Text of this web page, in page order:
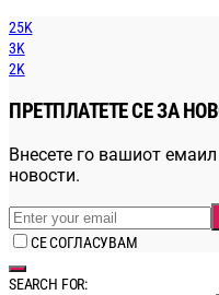
25K
3K
2K
ПРЕТПЛАТЕТЕ СЕ ЗА
Внесете го вашиот
новости.
СЕ СОГЛАСУВАМ
SEARCH FOR: